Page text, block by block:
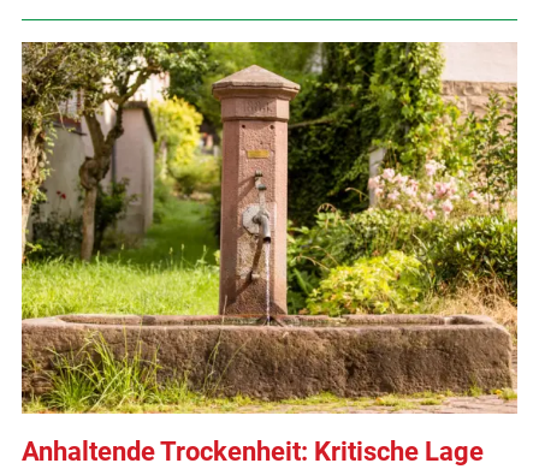
Anhaltende Trockenheit: Kritische Lage